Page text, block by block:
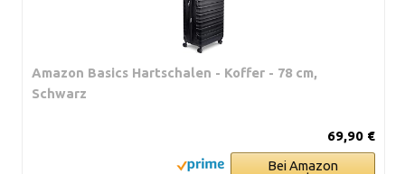
Amazon Basics Hartschalen - Koffer - 78 cm,
Schwarz
69,90 €
Bei Amazon